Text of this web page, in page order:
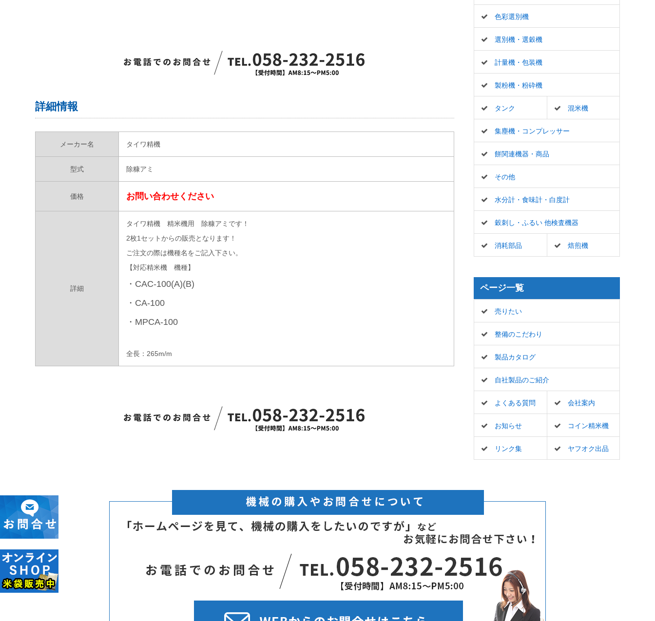
詳細情報
メーカー名 タイワ精機
型式 除糠アミ
価格 お問い合わせください
詳細
タイワ精機 精米機用 除糠アミです！
2枚1セットからの販売となります！
ご注文の際は機種名をご記入下さい。
【対応精米機 機種】
・CAC-100(A)(B)
・CA-100
・MPCA-100
全長：265m/m
色彩選別機
選別機・選穀機
計量機・包装機
製粉機・粉砕機
タンク 混米機
集塵機・コンプレッサー
餅関連機器・商品
その他
水分計・食味計・白度計
穀刺し・ふるい 他検査機器
消耗部品 焙煎機
ページ一覧
売りたい
整備のこだわり
製品カタログ
自社製品のご紹介
よくある質問 会社案内
お知らせ コイン精米機
リンク集 ヤフオク出品